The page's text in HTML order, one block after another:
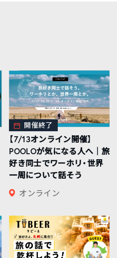
開催終了
【7/13オンライン開催】
POOLOが気になる人へ｜旅
好き同士でワーホリ・世界
一周について話そう
オンライン